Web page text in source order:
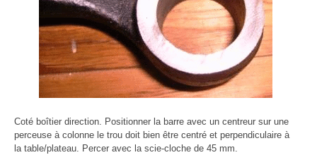
Coté boîtier direction. Positionner la barre avec un centreur sur une
perceuse à colonne le trou doit bien être centré et perpendiculaire à
la table/plateau. Percer avec la scie-cloche de 45 mm.